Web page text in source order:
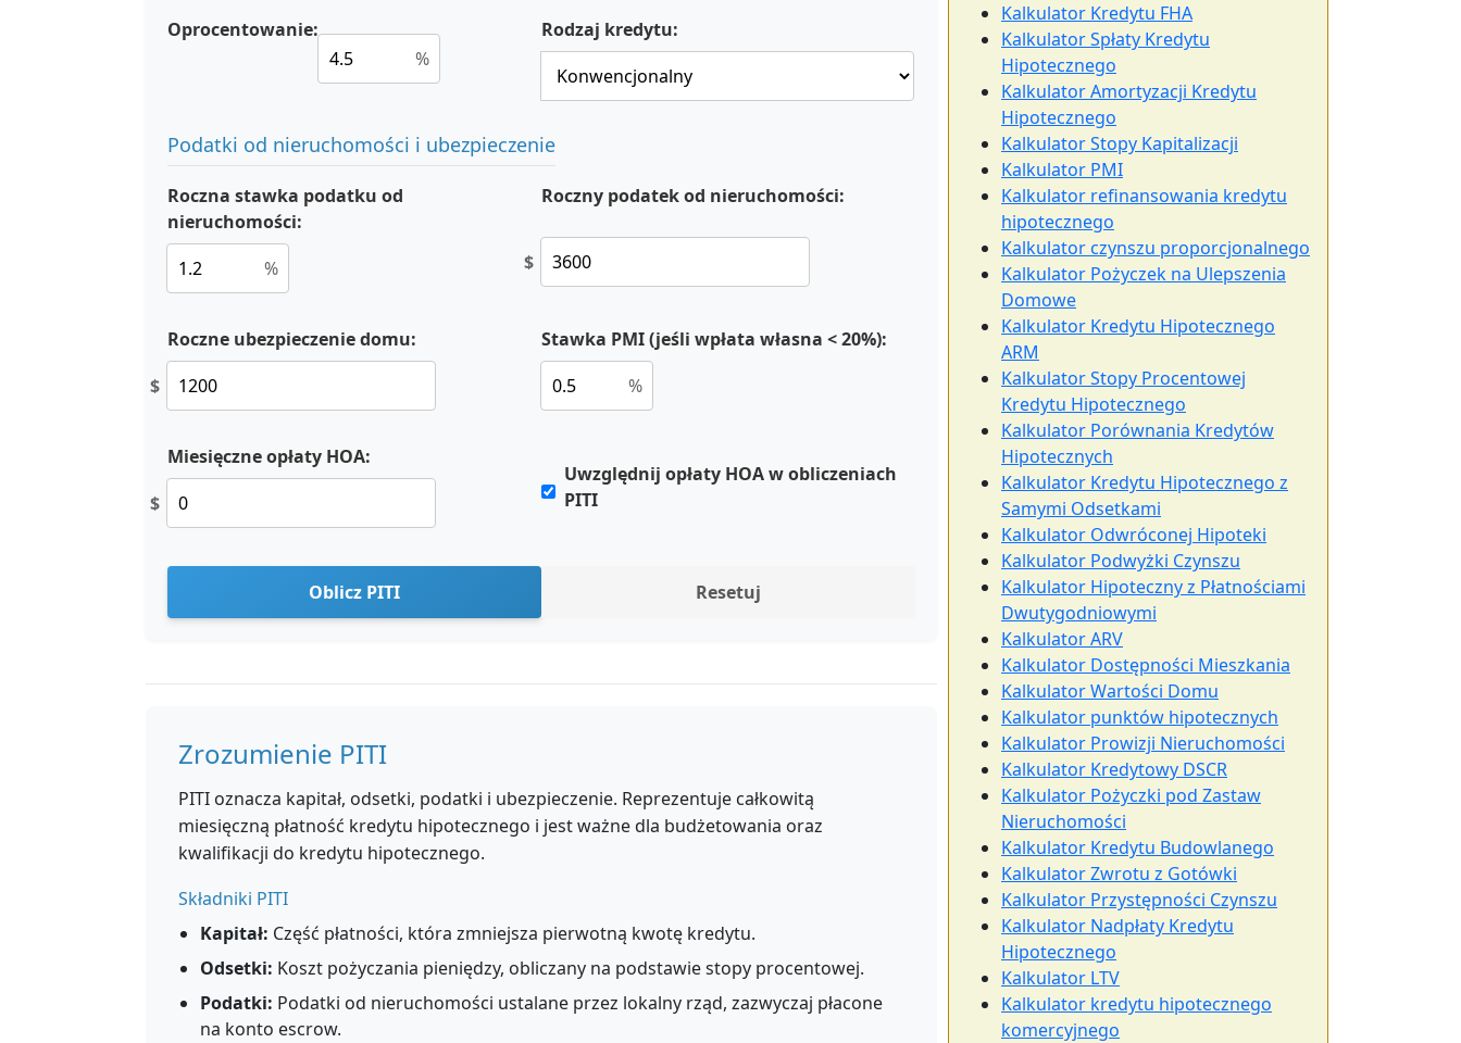
Oprocentowanie:
%
Rodzaj kredytu:
Podatki od nieruchomości i ubezpieczenie
Roczna stawka podatku od
nieruchomości:
%
Roczny podatek od nieruchomości:
$
Roczne ubezpieczenie domu:
$
Stawka PMI (jeśli wpłata własna < 20%):
%
Miesięczne opłaty HOA:
$
Uwzględnij opłaty HOA w obliczeniach
PITI
Oblicz PITI Resetuj
Zrozumienie PITI
PITI oznacza kapitał, odsetki, podatki i ubezpieczenie. Reprezentuje całkowitą
miesięczną płatność kredytu hipotecznego i jest ważne dla budżetowania oraz
kwalifikacji do kredytu hipotecznego.
Składniki PITI
Kapitał: Część płatności, która zmniejsza pierwotną kwotę kredytu.
Odsetki: Koszt pożyczania pieniędzy, obliczany na podstawie stopy procentowej.
Podatki: Podatki od nieruchomości ustalane przez lokalny rząd, zazwyczaj płacone
na konto escrow.
Kalkulator Kredytu FHA
Kalkulator Spłaty Kredytu
Hipotecznego
Kalkulator Amortyzacji Kredytu
Hipotecznego
Kalkulator Stopy Kapitalizacji
Kalkulator PMI
Kalkulator refinansowania kredytu
hipotecznego
Kalkulator czynszu proporcjonalnego
Kalkulator Pożyczek na Ulepszenia
Domowe
Kalkulator Kredytu Hipotecznego
ARM
Kalkulator Stopy Procentowej
Kredytu Hipotecznego
Kalkulator Porównania Kredytów
Hipotecznych
Kalkulator Kredytu Hipotecznego z
Samymi Odsetkami
Kalkulator Odwróconej Hipoteki
Kalkulator Podwyżki Czynszu
Kalkulator Hipoteczny z Płatnościami
Dwutygodniowymi
Kalkulator ARV
Kalkulator Dostępności Mieszkania
Kalkulator Wartości Domu
Kalkulator punktów hipotecznych
Kalkulator Prowizji Nieruchomości
Kalkulator Kredytowy DSCR
Kalkulator Pożyczki pod Zastaw
Nieruchomości
Kalkulator Kredytu Budowlanego
Kalkulator Zwrotu z Gotówki
Kalkulator Przystępności Czynszu
Kalkulator Nadpłaty Kredytu
Hipotecznego
Kalkulator LTV
Kalkulator kredytu hipotecznego
komercyjnego